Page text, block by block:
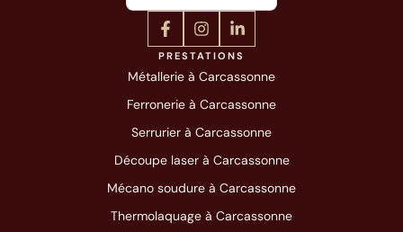
PRESTATIONS
Métallerie à Carcassonne
Ferronerie à Carcassonne
Serrurier à Carcassonne
Découpe laser à Carcassonne
Mécano soudure à Carcassonne
Thermolaquage à Carcassonne